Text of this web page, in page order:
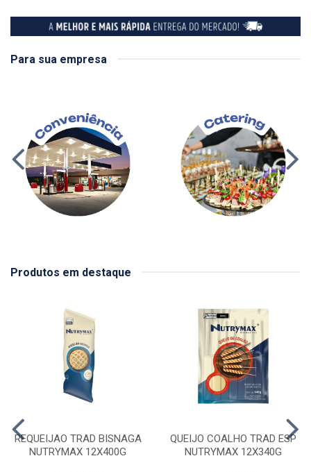
Para sua empresa
Produtos em destaque
REQUEIJAO TRAD BISNAGA
NUTRYMAX 12X400G
QUEIJO COALHO TRAD ESP
NUTRYMAX 12X340G